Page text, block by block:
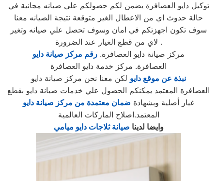
توكيل دايو العصافرة يضمن لكم حصولكم علي صيانه مجانية في
حالة حدوث اي من الاعطال الغير متوقعة نتيجة الصيانه معنا
سوف تكون اجهزتكم في امان وسوف تحصل علي صيانه وتغير
لاي من قطع الغيار عند الضرورة .
مركز صيانة دايو العصافرة. رقم مركز صيانة دايو
العصافرة. مركز خدمة دايو العصافرة
نبذة عن موقع دايو لكن معنا نحن مركز صيانة دايو
العصافرة المعتمد يمكنكم الحصول علي خدمات صيانة دايو بقطع
غيار أصلية وبشهادة ضمان معتمدة من مركز صيانة دايو
المعتمد.اصلاح الماركات العالمية
وايضا لدينا صيانة ثلاجات دايو ميامي